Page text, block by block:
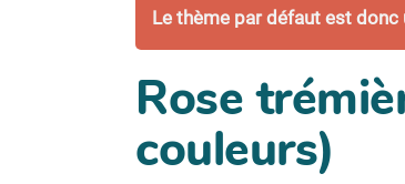
Le thème par défaut est donc
Rose
couleurs)